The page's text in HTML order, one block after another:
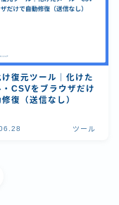
け復元ツール｜化けた
・CSVをブラウザだけ
復（送信なし）
ツール